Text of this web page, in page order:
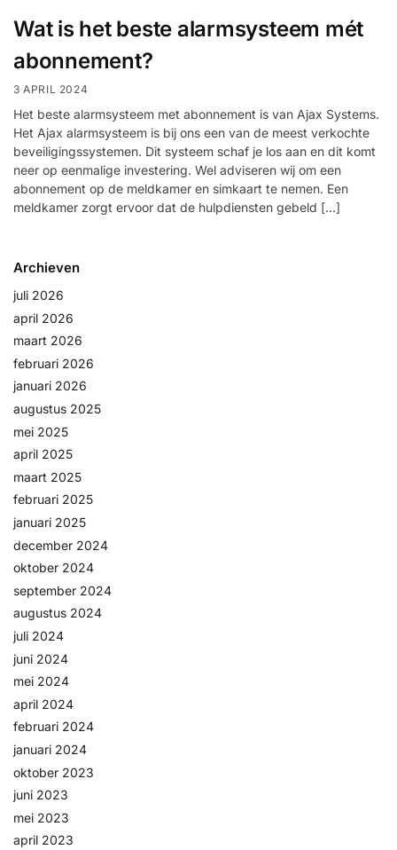
Alarmsystemen
Camera's
&
Intercom
Branddetectie
Merken
Outlet
Help &
service
Account Contact Wagen
Wat is het beste alarmsysteem mét
abonnement?
3 APRIL 2024
Het beste alarmsysteem met abonnement is van Ajax Systems.
Het Ajax alarmsysteem is bij ons een van de meest verkochte
beveiligingssystemen. Dit systeem schaf je los aan en dit komt
neer op eenmalige investering. Wel adviseren wij om een
abonnement op de meldkamer en simkaart te nemen. Een
meldkamer zorgt ervoor dat de hulpdiensten gebeld […]
Archieven
juli 2026
april 2026
maart 2026
februari 2026
januari 2026
augustus 2025
mei 2025
april 2025
maart 2025
februari 2025
januari 2025
december 2024
oktober 2024
september 2024
augustus 2024
juli 2024
juni 2024
mei 2024
april 2024
februari 2024
januari 2024
oktober 2023
juni 2023
mei 2023
april 2023